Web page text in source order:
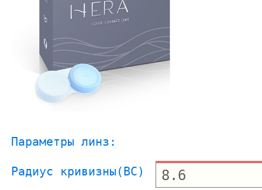
Параметры линз:
Радиус кривизны(BC)